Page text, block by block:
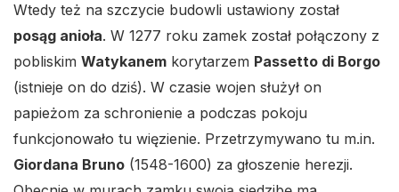
Wtedy też na szczycie budowli ustawiony został
posąg anioła. W 1277 roku zamek został połączony z
pobliskim Watykanem korytarzem Passetto di Borgo
(istnieje on do dziś). W czasie wojen służył on
papieżom za schronienie a podczas pokoju
funkcjonowało tu więzienie. Przetrzymywano tu m.in.
Giordana Bruno (1548-1600) za głoszenie herezji.